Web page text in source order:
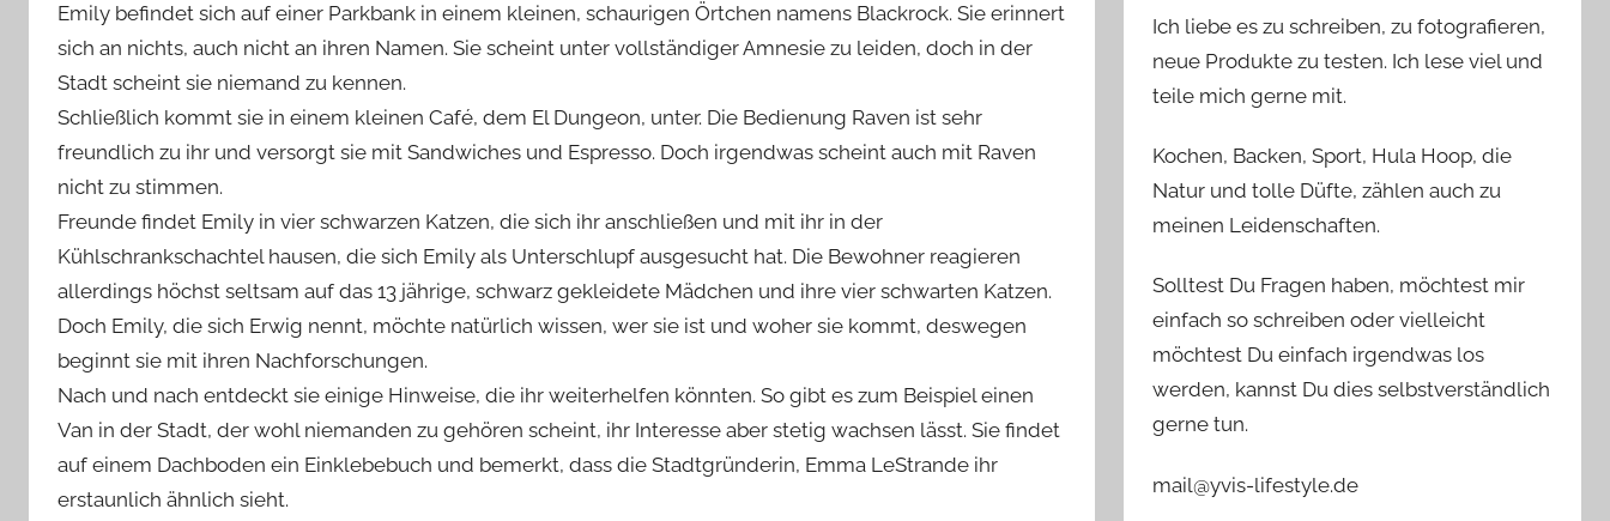
Emily befindet sich auf einer Parkbank in einem kleinen, schaurigen Örtchen namens Blackrock. Sie erinnert
sich an nichts, auch nicht an ihren Namen. Sie scheint unter vollständiger Amnesie zu leiden, doch in der
Stadt scheint sie niemand zu kennen.
Schließlich kommt sie in einem kleinen Café, dem El Dungeon, unter. Die Bedienung Raven ist sehr
freundlich zu ihr und versorgt sie mit Sandwiches und Espresso. Doch irgendwas scheint auch mit Raven
nicht zu stimmen.
Freunde findet Emily in vier schwarzen Katzen, die sich ihr anschließen und mit ihr in der
Kühlschrankschachtel hausen, die sich Emily als Unterschlupf ausgesucht hat. Die Bewohner reagieren
allerdings höchst seltsam auf das 13 jährige, schwarz gekleidete Mädchen und ihre vier schwarten Katzen.
Doch Emily, die sich Erwig nennt, möchte natürlich wissen, wer sie ist und woher sie kommt, deswegen
beginnt sie mit ihren Nachforschungen.
Nach und nach entdeckt sie einige Hinweise, die ihr weiterhelfen könnten. So gibt es zum Beispiel einen
Van in der Stadt, der wohl niemanden zu gehören scheint, ihr Interesse aber stetig wachsen lässt. Sie findet
auf einem Dachboden ein Einklebebuch und bemerkt, dass die Stadtgründerin, Emma LeStrande ihr
erstaunlich ähnlich sieht.
Ich liebe es zu schreiben, zu fotografieren,
neue Produkte zu testen. Ich lese viel und
teile mich gerne mit.
Kochen, Backen, Sport, Hula Hoop, die
Natur und tolle Düfte, zählen auch zu
meinen Leidenschaften.
Solltest Du Fragen haben, möchtest mir
einfach so schreiben oder vielleicht
möchtest Du einfach irgendwas los
werden, kannst Du dies selbstverständlich
gerne tun.
mail@yvis-lifestyle.de